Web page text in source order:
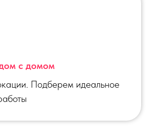
с домом
Подберем идеальное